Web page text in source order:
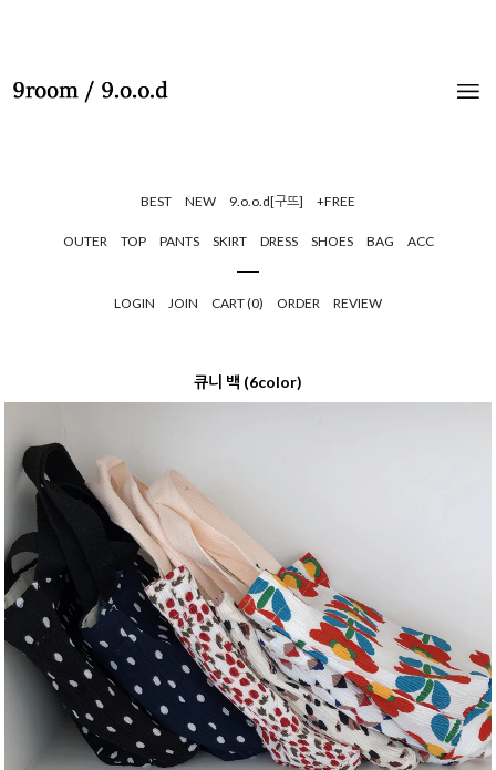
BEST NEW 9.o.o.d[구뜨] +FREE
OUTER TOP PANTS SKIRT DRESS SHOES BAG ACC
LOGIN JOIN CART (0) ORDER REVIEW
큐니 백 (6color)